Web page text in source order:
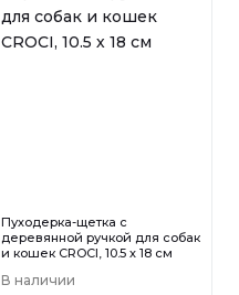
Пуходерка-щетка с
деревянной ручкой для собак
и кошек CROCI, 10.5 х 18 см
В наличии